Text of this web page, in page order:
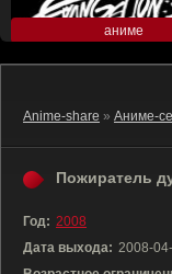
аниме
Anime-share » Аниме-
Пожиратель
Год: 2008
Дата выхода: 2008-